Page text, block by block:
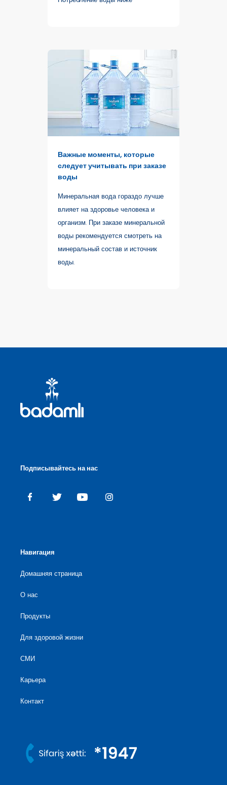
Важные моменты, которые
следует учитывать при заказе
воды
Минеральная вода гораздо лучше
влияет на здоровье человека и
организм. При заказе минеральной
воды рекомендуется смотреть на
минеральный состав и источник
воды.
Навигация
Домашняя страница
О нас
Продукты
Для здоровой жизни
СМИ
Карьера
Контакт
Подписывайтесь на нас